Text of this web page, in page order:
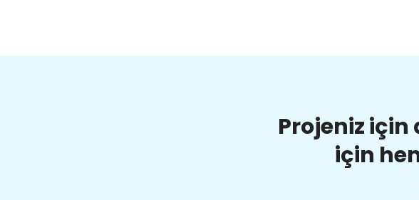
Projeniz
için